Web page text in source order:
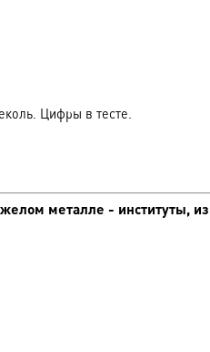
Цифры в тесте.
металле - институты,